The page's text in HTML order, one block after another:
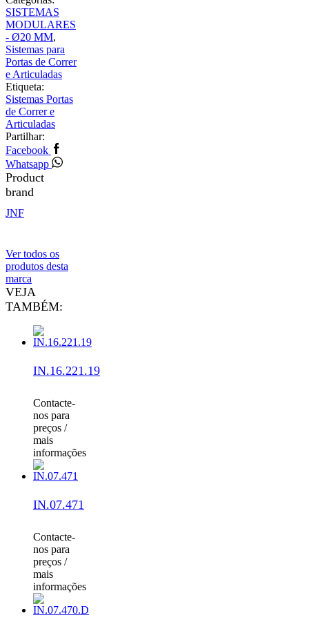
SISTEMAS
MODULARES
- Ø20 MM,
Sistemas para
Portas de Correr
e Articuladas
Etiqueta:
Sistemas Portas
de Correr e
Articuladas
Partilhar:
Facebook
Whatsapp
Product
brand
JNF
Ver todos os
produtos desta
marca
VEJA
TAMBÉM:
IN.16.221.19
Contacte-
nos para
preços /
mais
informações
IN.07.471
Contacte-
nos para
preços /
mais
informações